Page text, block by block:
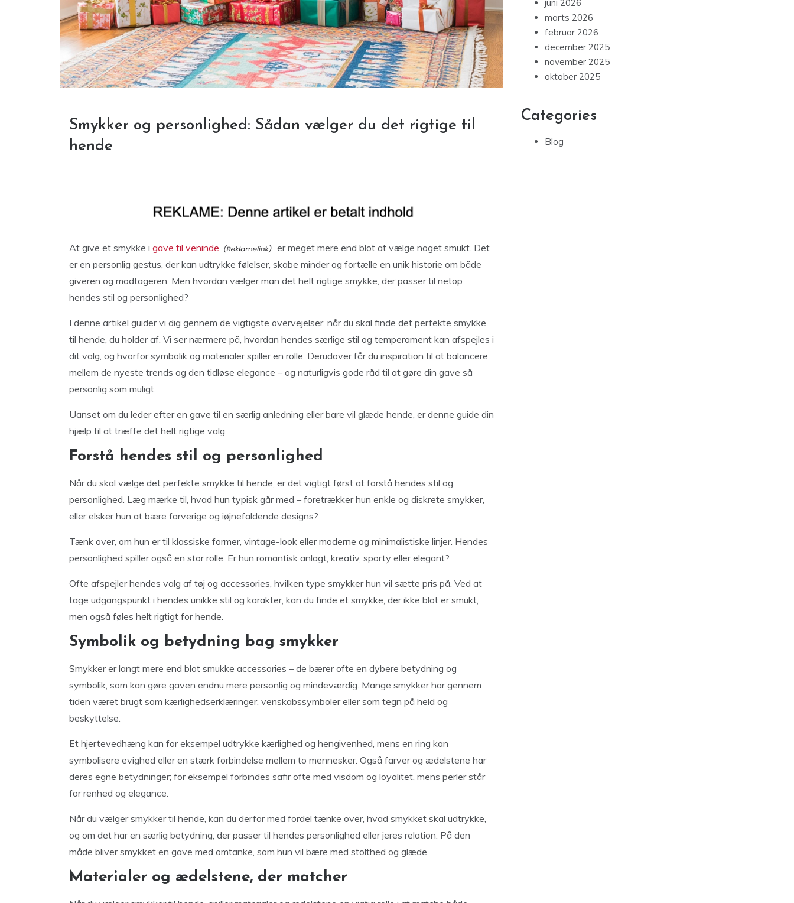
Smykker og personlighed: Sådan vælger du det rigtige til
hende
At give et smykke i gave til veninde
er meget mere end blot at vælge noget smukt. Det
er en personlig gestus, der kan udtrykke følelser, skabe minder og fortælle en unik historie om både
giveren og modtageren. Men hvordan vælger man det helt rigtige smykke, der passer til netop
hendes stil og personlighed?
I denne artikel guider vi dig gennem de vigtigste overvejelser, når du skal finde det perfekte smykke
til hende, du holder af. Vi ser nærmere på, hvordan hendes særlige stil og temperament kan afspejles i
dit valg, og hvorfor symbolik og materialer spiller en rolle. Derudover får du inspiration til at balancere
mellem de nyeste trends og den tidløse elegance – og naturligvis gode råd til at gøre din gave så
personlig som muligt.
Uanset om du leder efter en gave til en særlig anledning eller bare vil glæde hende, er denne guide din
hjælp til at træffe det helt rigtige valg.
Forstå hendes stil og personlighed
Når du skal vælge det perfekte smykke til hende, er det vigtigt først at forstå hendes stil og
personlighed. Læg mærke til, hvad hun typisk går med – foretrækker hun enkle og diskrete smykker,
eller elsker hun at bære farverige og iøjnefaldende designs?
Tænk over, om hun er til klassiske former, vintage-look eller moderne og minimalistiske linjer. Hendes
personlighed spiller også en stor rolle: Er hun romantisk anlagt, kreativ, sporty eller elegant?
Ofte afspejler hendes valg af tøj og accessories, hvilken type smykker hun vil sætte pris på. Ved at
tage udgangspunkt i hendes unikke stil og karakter, kan du finde et smykke, der ikke blot er smukt,
men også føles helt rigtigt for hende.
Symbolik og betydning bag smykker
Smykker er langt mere end blot smukke accessories – de bærer ofte en dybere betydning og
symbolik, som kan gøre gaven endnu mere personlig og mindeværdig. Mange smykker har gennem
tiden været brugt som kærlighedserklæringer, venskabssymboler eller som tegn på held og
beskyttelse.
Et hjertevedhæng kan for eksempel udtrykke kærlighed og hengivenhed, mens en ring kan
symbolisere evighed eller en stærk forbindelse mellem to mennesker. Også farver og ædelstene har
deres egne betydninger; for eksempel forbindes safir ofte med visdom og loyalitet, mens perler står
for renhed og elegance.
Når du vælger smykker til hende, kan du derfor med fordel tænke over, hvad smykket skal udtrykke,
og om det har en særlig betydning, der passer til hendes personlighed eller jeres relation. På den
måde bliver smykket en gave med omtanke, som hun vil bære med stolthed og glæde.
Materialer og ædelstene, der matcher
juni 2026
marts 2026
februar 2026
december 2025
november 2025
oktober 2025
Categories
Blog